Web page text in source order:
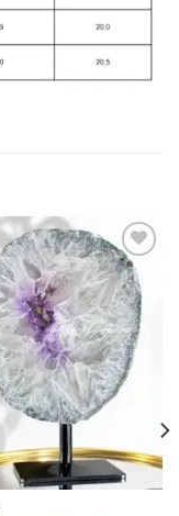
Añadir
a la
lista de
deseos